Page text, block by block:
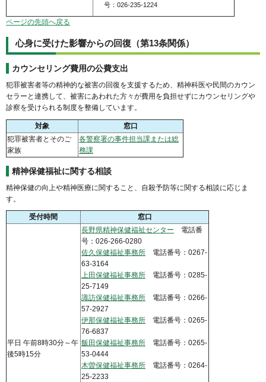
号：026-235-1224
ページの先頭へ戻る
心身に受けた影響からの回復（第13条関係）
カウンセリング費用の公費支出
犯罪被害者等の精神的な被害の回復を支援するため、精神科医や民間のカウン
セラーと連携して、被害にあわれた方々が費用を負担せずにカウンセリングや
診察を受けられる制度を整備しています。
対象
窓口
犯罪被害者とそのご
家族
各警察署の事件担当課または総
務課
精神保健福祉に関する相談
精神保健の向上や精神医療に関すること、自殺予防等に関する相談に応じま
す。
受付時間 窓口
平日 午前8時30分～午
後5時15分
長野県精神保健福祉センター 電話番
号：026-266-0280
佐久保健福祉事務所 電話番号：0267-
63-3164
上田保健福祉事務所 電話番号：0285-
25-7149
諏訪保健福祉事務所 電話番号：0266-
57-2927
伊那保健福祉事務所 電話番号：0265-
76-6837
飯田保健福祉事務所 電話番号：0265-
53-0444
木曽保健福祉事務所 電話番号：0264-
25-2233